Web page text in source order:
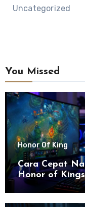
Uncategorized
You Missed
Honor Of King
Cara Cepat
Honor of Kings
Lengkap dan
di 2026